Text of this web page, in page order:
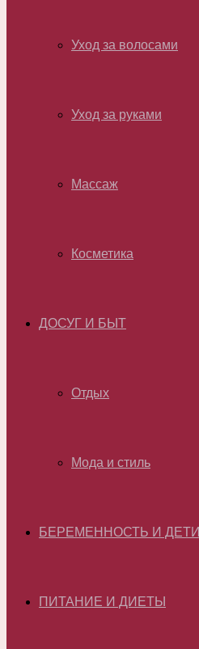
Уход за волосами
Уход за руками
Массаж
Косметика
ДОСУГ И БЫТ
Отдых
Мода и стиль
БЕРЕМЕННОСТЬ И ДЕТИ
ПИТАНИЕ И ДИЕТЫ